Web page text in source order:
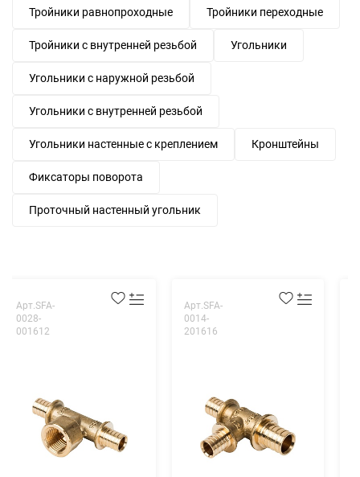
Тройники равнопроходные Тройники переходные
Тройники с внутренней резьбой Угольники
Угольники с наружной резьбой
Угольники с внутренней резьбой
Угольники настенные с креплением Кронштейны
Фиксаторы поворота
Проточный настенный угольник
Арт.SFA-
0028-
001612
Арт.SFA-
0014-
201616